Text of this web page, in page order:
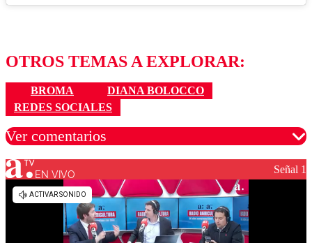
OTROS TEMAS A EXPLORAR:
BROMA
DIANA BOLOCCO
REDES SOCIALES
Ver comentarios
Los comentarios son moderados para garantizar un
diálogo respetuoso.
EN VIVO Señal 1